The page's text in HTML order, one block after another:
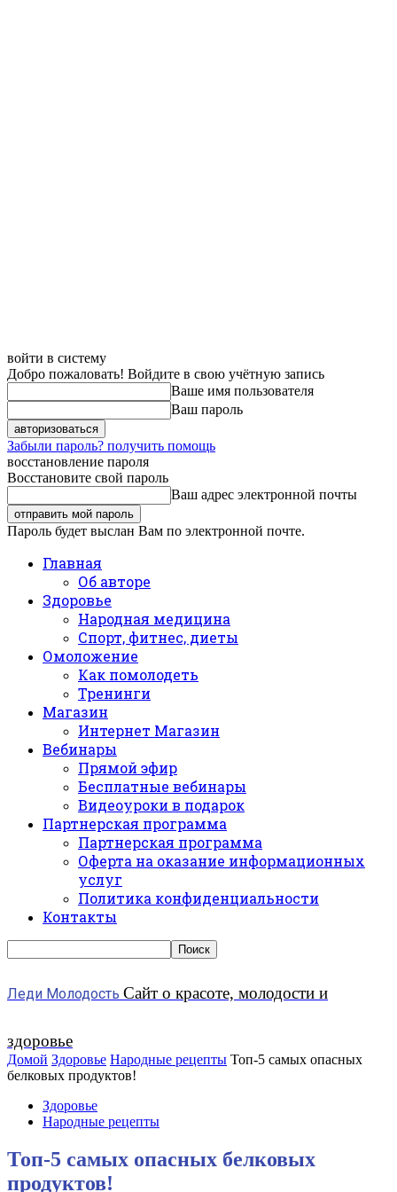
войти в систему
Добро пожаловать! Войдите в свою учётную запись
Ваше имя пользователя
Ваш пароль
Забыли пароль? получить помощь
восстановление пароля
Восстановите свой пароль
Ваш адрес электронной почты
Пароль будет выслан Вам по электронной почте.
Главная
Об авторе
Здоровье
Народная медицина
Спорт, фитнес, диеты
Омоложение
Как помолодеть
Тренинги
Магазин
Интернет Магазин
Вебинары
Прямой эфир
Бесплатные вебинары
Видеоуроки в подарок
Партнерская программа
Партнерская программа
Оферта на оказание информационных
услуг
Политика конфиденциальности
Контакты
Леди Молодость Сайт о красоте, молодости и
здоровье
Домой Здоровье Народные рецепты Топ-5 самых опасных
белковых продуктов!
Здоровье
Народные рецепты
Топ-5 самых опасных белковых
продуктов!